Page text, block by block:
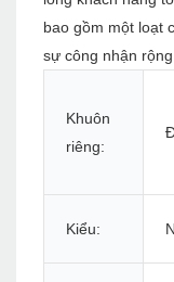
bao gồm một loạt
sự công nhận
Khuôn
riêng:
Kiểu: